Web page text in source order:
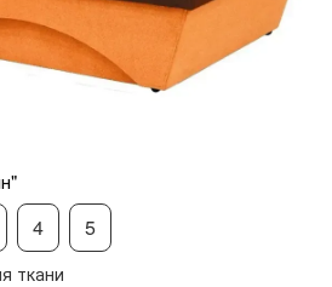
4 5
ткани